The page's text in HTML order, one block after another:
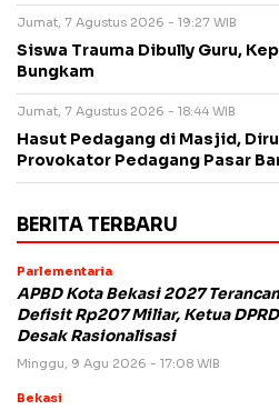
Jumat, 7 Agustus 2026 - 19:27 WIB
Siswa Trauma Dibully Guru,
Bungkam
Jumat, 7 Agustus 2026 - 18:44 WIB
Hasut Pedagang di Masjid,
Provokator Pedagang Pasar
BERITA TERBARU
Parlementaria
APBD Kota Bekasi 2027
Defisit Rp207 Miliar, Ketua DPRD
Desak Rasionalisasi
Minggu, 9 Agu 2026 - 17:08 WIB
Bekasi